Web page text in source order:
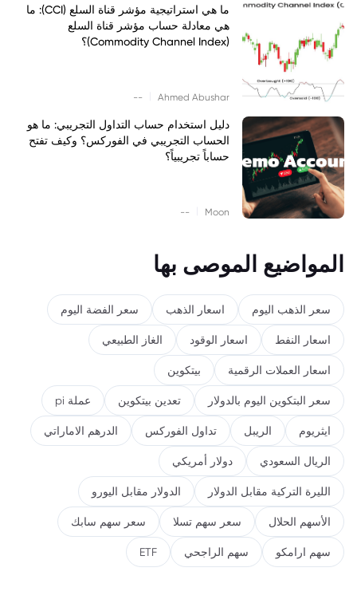
ما هي استراتيجية مؤشر قناة السلع (CCI): ما
هي معادلة حساب مؤشر قناة السلع
(Commodity Channel Index)؟
Ahmed Abushar
--
دليل استخدام حساب التداول التجريبي: ما هو
الحساب التجريبي في الفوركس؟ وكيف تفتح
حساباً تجريبياً؟
Moon
--
المواضيع الموصى بها
سعر الذهب اليوم اسعار الذهب سعر الفضة اليوم
اسعار النفط اسعار الوقود الغاز الطبيعي
اسعار العملات الرقمية بيتكوين
سعر البتكوين اليوم بالدولار تعدين بيتكوين عملة pi
ايثريوم الريبل تداول الفوركس الدرهم الاماراتي
الريال السعودي دولار أمريكي
الليرة التركية مقابل الدولار الدولار مقابل اليورو
الأسهم الحلال سعر سهم تسلا سعر سهم سابك
سهم ارامكو سهم الراجحي ETF